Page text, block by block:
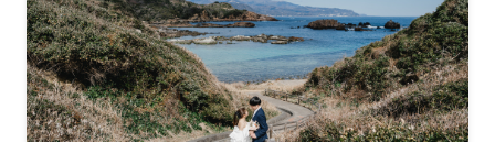
撮影後は、独自の編集技術で写真の明るさや色合いを丁寧に調
整。自然な雰囲気を残しつつも、おしゃれで洗練された仕上がり
に。きっと「こんな写真を撮ってほしかった！」と思える一枚に
出会えます。まずは、ラブグラフの撮影事例をご覧ください。